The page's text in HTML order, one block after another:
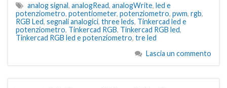
analog signal, analogRead, analogWrite, led e
potenziometro, potentiometer, potenziometro, pwm, rgb,
RGB Led, segnali analogici, three leds, Tinkercad led e
potenziometro, Tinkercad RGB, Tinkercad RGB led,
Tinkercad RGB led e potenziometro, tre led
Lascia un commento